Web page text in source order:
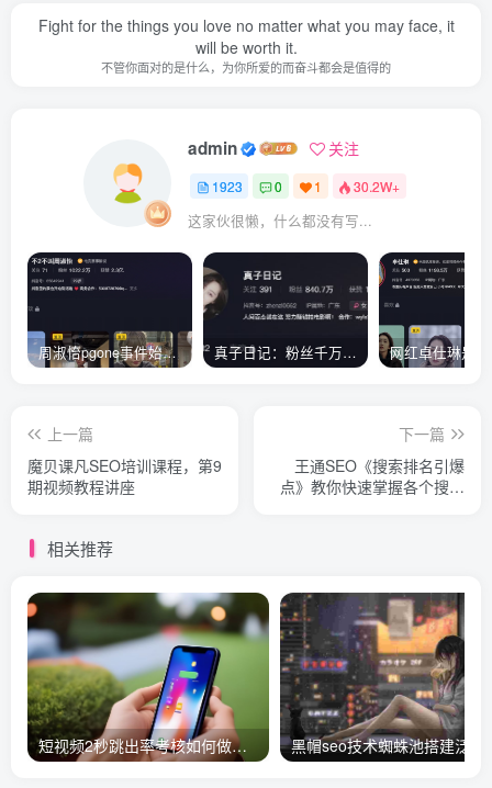
Fight for the things you love no matter what you may face, it
will be worth it.
不管你面对的是什么，为你所爱的而奋斗都会是值得的
admin 关注
1923 0 1 30.2W+
这家伙很懒，什么都没有写...
周淑怡pgone事件始末，周淑怡现状 真子日记：粉丝千万的真子日记是最懂反转的网红吗？
上一篇
魔贝课凡SEO培训课程，第9
期视频教程讲座
下一篇
王通SEO《搜索排名引爆
点》教你快速掌握各个搜索
相关推荐
短视频2秒跳出率考核如何做留存？